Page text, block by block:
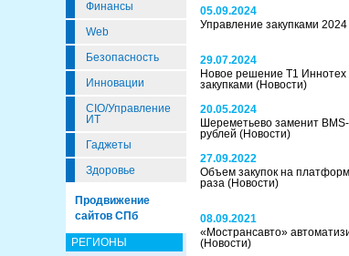
Финансы
Web
Безопасность
Инновации
CIO/Управление
ИТ
Гаджеты
Здоровье
Продвижение
сайтов СПб
РЕГИОНЫ
05.09.2024
Управление закупками 2024
29.07.2024
Новое решение Т1 Иннотех
закупками (Новости)
20.05.2024
Шереметьево заменит
рублей (Новости)
27.09.2022
Объем закупок на
раза (Новости)
08.09.2021
«Мострансавто»
(Новости)